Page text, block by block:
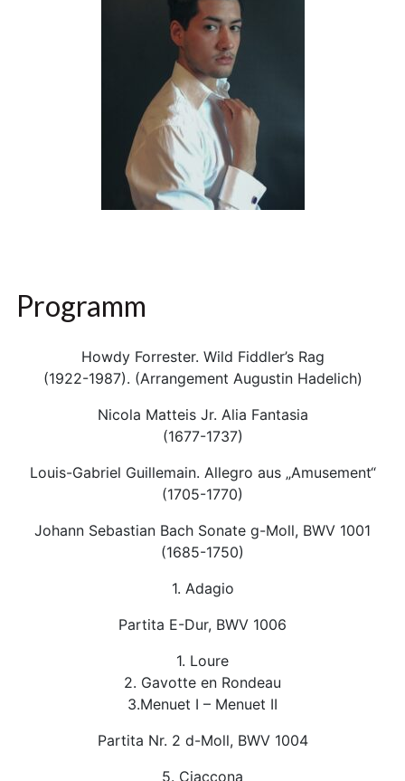
Programm
Howdy Forrester. Wild Fiddler’s Rag
(1922-1987). (Arrangement Augustin Hadelich)
Nicola Matteis Jr. Alia Fantasia
(1677-1737)
Louis-Gabriel Guillemain. Allegro aus „Amusement“
(1705-1770)
Johann Sebastian Bach Sonate g-Moll, BWV 1001
(1685-1750)
1. Adagio
Partita E-Dur, BWV 1006
1. Loure
2. Gavotte en Rondeau
3.Menuet I – Menuet II
Partita Nr. 2 d-Moll, BWV 1004
5. Ciaccona